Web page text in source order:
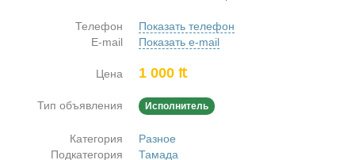
Телефон
Показать телефон
E-mail
Показать e-mail
Цена 1 000 ₶
Тип объявления Исполнитель
Категория
Разное
Подкатегория
Тамада